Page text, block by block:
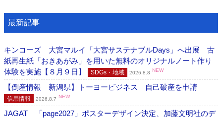
最新記事
キンコーズ 大宮マルイ「大宮サステナブルDays」へ出展 古
紙再生紙「おきあがみ」を用いた無料のオリジナルノート作り
体験を実施【８月９日】
SDGs・地域 2026.8.8 NEW
【倒産情報 新潟県】トーヨービジネス 自己破産を申請
信用情報 2026.8.7 NEW
JAGAT 「page2027」ポスターデザイン決定、加藤文明社のデ